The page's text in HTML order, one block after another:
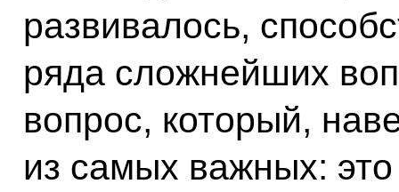
развивалось,
ряда сложнейших
вопрос, который,
из самых важных: